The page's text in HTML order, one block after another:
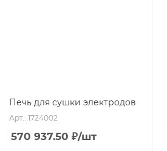
Печь для сушки электродов
Арт.: 1724002
570 937.50 ₽/шт